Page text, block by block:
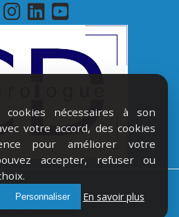
Contact
légales
Confidentialité
nécessaires à son
votre accord, des cookies
pour améliorer votre
accepter, refuser ou
Personnaliser En savoir plus